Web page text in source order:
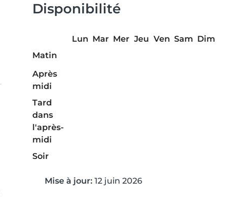
Disponibilité
Lun Mar Mer Jeu Ven Sam Dim
Matin
Après
midi
Tard
dans
l'après-
midi
Soir
Mise à jour: 12 juin 2026